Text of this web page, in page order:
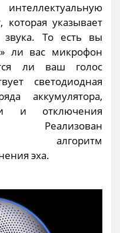
которая указывает
звука. То есть вы
ли вас микрофон
ли ваш голос
светодиодная
аккумулятора,
и отключения
алгоритм
эха.